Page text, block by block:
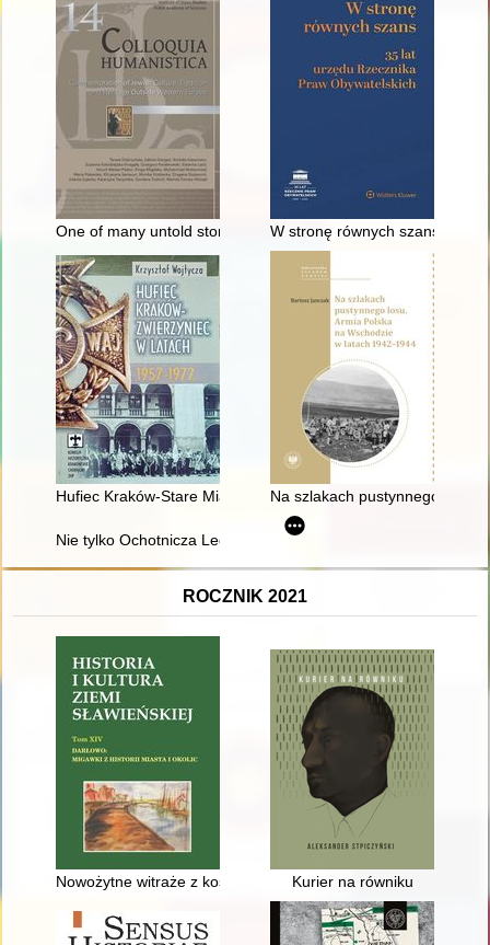
One of many untold stories of Jewish life in Polish lands
W stronę równych szans : 35
Hufiec Kraków-Stare Miasto w latach 1957-1972
Na szlakach pustynnego losu :
Nie tylko Ochotnicza Legia Kobiet : kobiety wobec inwazji
ROCZNIK 2021
Nowożytne witraże z kościoła pw. Matki Bożej
Kurier na równiku